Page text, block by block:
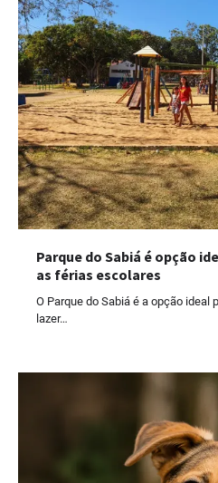
Parque do Sabiá é opção
as férias escolares
O Parque do Sabiá é a opção ideal
lazer…